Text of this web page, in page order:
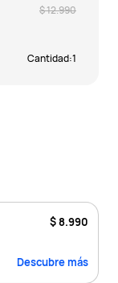
$ 12.990
Cantidad:1
$ 8.990
Descubre más